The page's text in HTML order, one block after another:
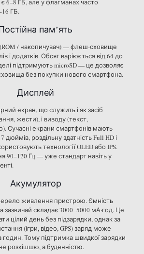
6–8 ГБ, але у флагманах часто
ГБ.
пам’ять
(ROM / накопичувач) — флеш-сховище
і додатків. Обсяг варіюється від 64 до
підтримують microSD — це дозволяє
без покупки нового смартфона.
Дисплей
екран, що служить і як засіб
жести), і виводу (текст,
Сучасні екрани смартфонів мають
дюймів, роздільну здатність Full HD і
технології OLED або IPS.
90–120 Гц — уже стандарт навіть у
Акумулятор
живлення пристрою. Ємність
зазвичай складає 3000–5000 мА·год. Це
цілий день без підзарядки, однак за
(ігри, відео, GPS) заряд може
годин. Тому підтримка швидкої зарядки
розкішшю, а буденністю.